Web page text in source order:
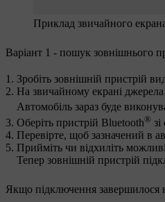
Приклад звичайного
Варіант 1 - пошук зовнішнього
Зробіть зовнішній пристрій
На звичайному екрані
Автомобіль зараз буде
Оберіть пристрій Bluetooth®
Перевірте, щоб зазначений в
Прийміть чи відхиліть
Тепер зовнішній пристрій
Якщо підключення завершилося